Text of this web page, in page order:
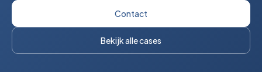
Contact
Bekijk alle cases